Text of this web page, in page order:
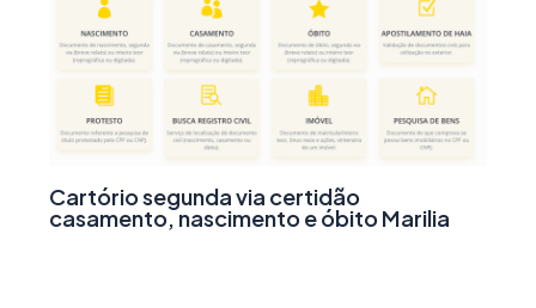
Cartório segunda via certidão
casamento, nascimento e óbito Marilia